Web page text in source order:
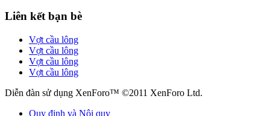
Liên kết bạn bè
Vợt cầu lông
Vợt cầu lông
Vợt cầu lông
Vợt cầu lông
Diễn đàn sử dụng XenForo™ ©2011 XenForo Ltd.
Quy định và Nội quy